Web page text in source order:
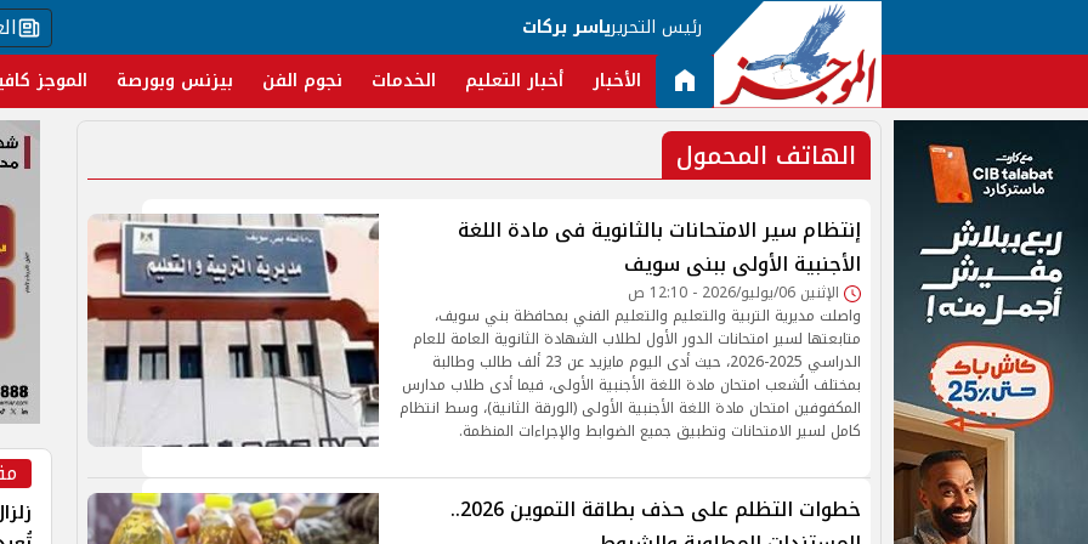
رئيس التحريرياسر بركات
الأخبار أخبار التعليم الخدمات نجوم الفن بيزنس وبورصة الموجز
الهاتف المحمول
إنتظام سير الامتحانات بالثانوية فى مادة اللغة
الأجنبية الأولى ببنى سويف
الإثنين 06/يوليو/2026 - 12:10 ص
واصلت مديرية التربية والتعليم والتعليم الفني بمحافظة بني سويف،
متابعتها لسير امتحانات الدور الأول لطلاب الشهادة الثانوية العامة للعام
الدراسي 2025-2026، حيث أدى اليوم مايزيد عن 23 ألف طالب وطالبة
بمختلف الُشعب امتحان مادة اللغة الأجنبية الأولى، فيما أدى طلاب مدارس
المكفوفين امتحان مادة اللغة الأجنبية الأولى (الورقة الثانية)، وسط انتظام
كامل لسير الامتحانات وتطبيق جميع الضوابط والإجراءات المنظمة.
خطوات التظلم على حذف بطاقة التموين 2026..